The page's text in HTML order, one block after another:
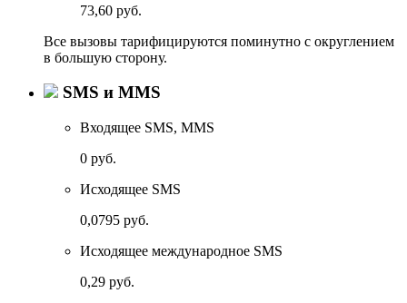
73,60 руб.
Все вызовы тарифицируются поминутно с округлением
в большую сторону.
SMS и MMS
Входящее SMS, MMS
0 руб.
Исходящее SMS
0,0795 руб.
Исходящее международное SMS
0,29 руб.